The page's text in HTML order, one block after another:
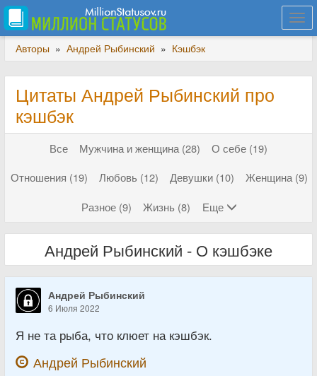
Авторы » Андрей Рыбинский » Кэшбэк
Цитаты Андрей Рыбинский про
кэшбэк
Все Мужчина и женщина (28)
О себе (19)
Отношения (19)
Любовь (12) Девушки (10)
Женщина (9)
Разное (9)
Жизнь (8) Еще
Андрей Рыбинский - О кэшбэке
Андрей Рыбинский
6 Июля 2022
Я не та рыба, что клюет на кэшбэк.
Андрей Рыбинский